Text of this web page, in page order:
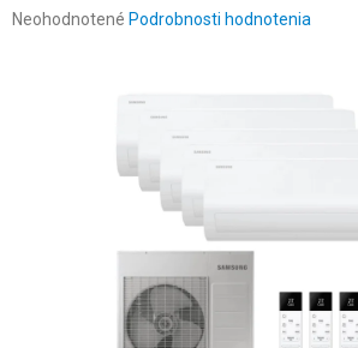
Priemerné
Neohodnotené Podrobnosti hodnotenia